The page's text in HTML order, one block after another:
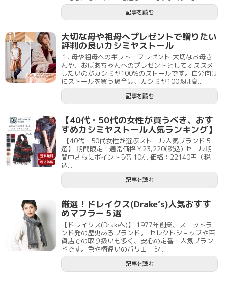
記事を読む
大切な母や祖母へプレゼントで贈りたい
評判の良いカシミヤストール
１. 母や祖母へのギフト・プレゼント 大切なお母さ
んや、おばあちゃんへのプレゼントとしてオススメ
したいのがカシミヤ100%のストールです。自分向け
にストールを買う場合は、カシミヤ100%は高...
記事を読む
【40代・50代の女性が買うべき、おす
すめカシミヤストール人気ランキング】
【40代・50代女性が選ぶストール人気ブランド５
選】 期間限定！通常価格￥23,220(税込) セール期
間中さらにポイント5倍 10/... 価格：22140円（税
込...
記事を読む
厳選！ドレイクス(Drake’s)人気おすす
めマフラー５選
【ドレイクス(Drake's)】 1977年創業、スコットラ
ンド発の歴史あるブランド。 セレクトショップや百
貨店での取り扱いも多く、安心の定番・人気ブラン
ドです。色や柄違いのバリエーシ...
記事を読む